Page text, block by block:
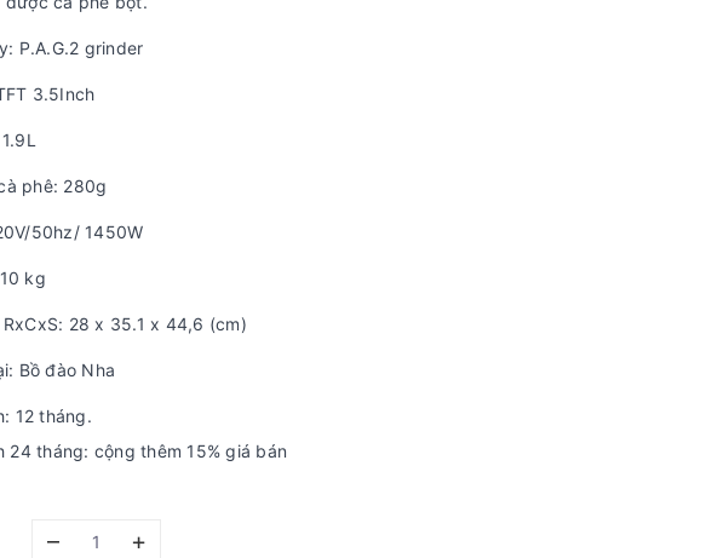
P.A.G.2 grinder
3.5Inch
phê: 280g
50hz/ 1450W
kg
28 x 35.1 x 44,6 (cm)
Bồ đào Nha
12 tháng.
24 tháng: cộng thêm 15% giá bán
– +